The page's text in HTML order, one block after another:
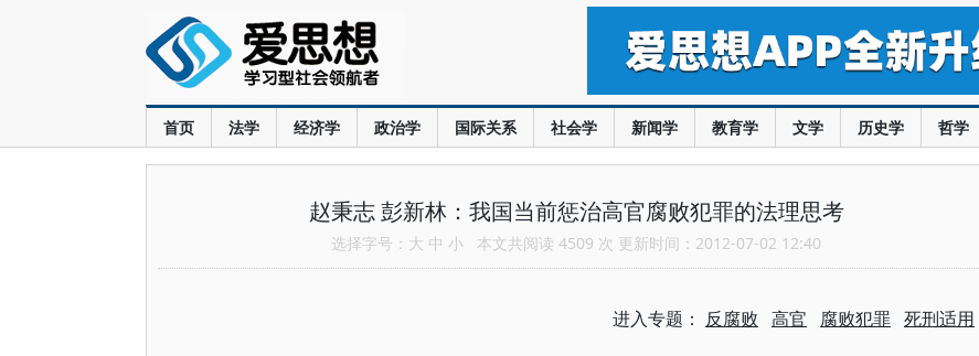
首页 法学 经济学 政治学 国际关系 社会学 新闻学 教育学 文学 历史学 哲学
赵秉志 彭新林：我国当前惩治高官腐败犯罪的法理思考
选择字号： 大 中 小 本文共阅读 4509 次 更新时间：2012-07-02 12:40
进入专题： 反腐败 高官 腐败犯罪 死刑适用